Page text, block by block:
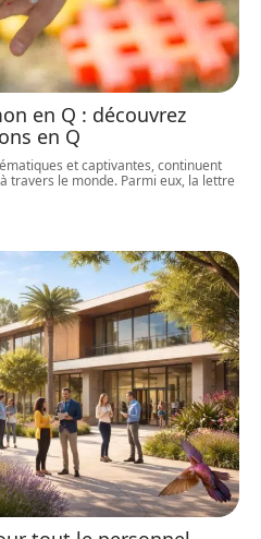
en Q : découvrez
en Q
et captivantes, continuent
travers le monde. Parmi eux, la lettre